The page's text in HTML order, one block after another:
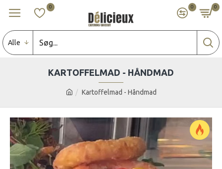
0 0 0
Alle
Kartoffelmad - Håndmad
KARTOFFELMAD - HÅNDMAD